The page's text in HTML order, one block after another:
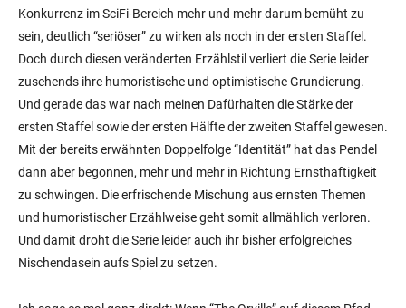
Konkurrenz im SciFi-Bereich mehr und mehr darum bemüht zu
sein, deutlich “seriöser” zu wirken als noch in der ersten Staffel.
Doch durch diesen veränderten Erzählstil verliert die Serie leider
zusehends ihre humoristische und optimistische Grundierung.
Und gerade das war nach meinen Dafürhalten die Stärke der
ersten Staffel sowie der ersten Hälfte der zweiten Staffel gewesen.
Mit der bereits erwähnten Doppelfolge “Identität” hat das Pendel
dann aber begonnen, mehr und mehr in Richtung Ernsthaftigkeit
zu schwingen. Die erfrischende Mischung aus ernsten Themen
und humoristischer Erzählweise geht somit allmählich verloren.
Und damit droht die Serie leider auch ihr bisher erfolgreiches
Nischendasein aufs Spiel zu setzen.